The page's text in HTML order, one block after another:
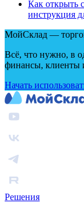
Как открыть
инструкция
МойСклад —
Всё, что нужно, в
финансы, клиенты
Начать
Решения